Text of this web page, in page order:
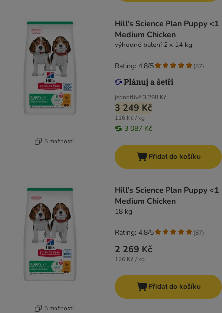
5 možností
Hill's Science Plan Puppy <1
Medium Chicken
výhodné balení 2 x 14 kg
jednotlivě 3 298 Kč
3 249 Kč
116 Kč / kg
3 087 Kč
Rating: 4.8/5 (87)
Přidat do košíku
5 možností
Hill's Science Plan Puppy <1
Medium Chicken
18 kg
2 269 Kč
126 Kč / kg
Rating: 4.8/5 (87)
Přidat do košíku